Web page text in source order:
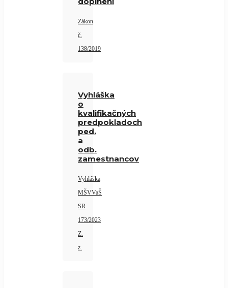
Zákon
č.
138/2019
Vyhláška
o
kvalifikačných
predpokladoch
ped.
a
odb.
zamestnancov
Vyhláška
MŠVVaŠ
SR
173/2023
Z.
z.